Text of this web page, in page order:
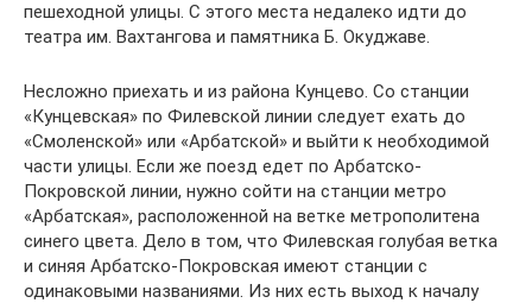
пешеходной улицы. С этого места недалеко идти до
театра им. Вахтангова и памятника Б. Окуджаве.
Несложно приехать и из района Кунцево. Со станции
«Кунцевская» по Филевской линии следует ехать до
«Смоленской» или «Арбатской» и выйти к необходимой
части улицы. Если же поезд едет по Арбатско-
Покровской линии, нужно сойти на станции метро
«Арбатская», расположенной на ветке метрополитена
синего цвета. Дело в том, что Филевская голубая ветка
и синяя Арбатско-Покровская имеют станции с
одинаковыми названиями. Из них есть выход к началу